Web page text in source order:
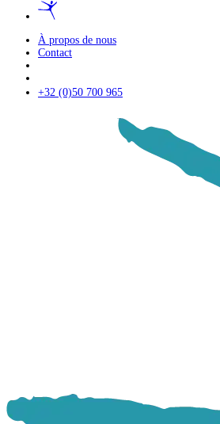
À propos de nous
Contact
+32 (0)50 700 965